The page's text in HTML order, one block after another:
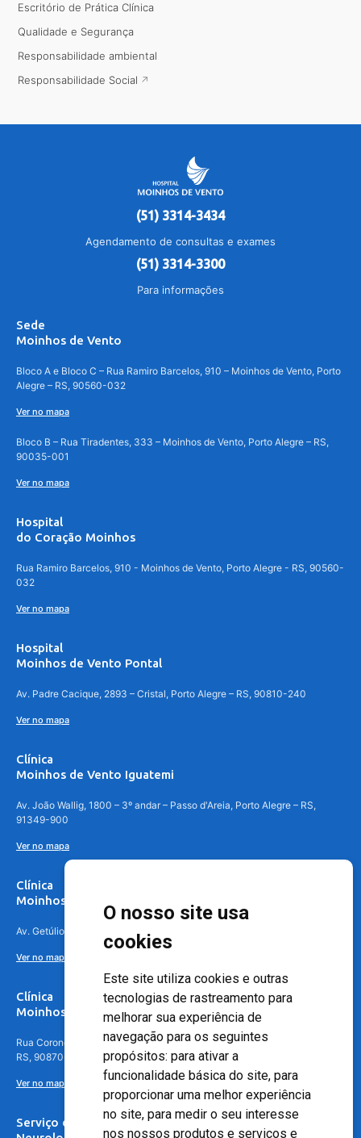
O nosso site usa
cookies
Este site utiliza cookies e outras
tecnologias de rastreamento para
melhorar sua experiência de
navegação para os seguintes
propósitos: para ativar a
funcionalidade básica do site, para
proporcionar uma melhor experiência
no site, para medir o seu interesse
nos nossos produtos e serviços e
Escritório de Prática Clínica
Qualidade e Segurança
Responsabilidade ambiental
Responsabilidade Social
(51) 3314-3434
Agendamento de consultas e exames
(51) 3314-3300
Para informações
Sede
Moinhos de Vento
Bloco A e Bloco C – Rua Ramiro Barcelos, 910 – Moinhos de Vento, Porto
Alegre – RS, 90560-032
Ver no mapa
Bloco B – Rua Tiradentes, 333 – Moinhos de Vento, Porto Alegre – RS,
90035-001
Ver no mapa
Hospital
do Coração Moinhos
Rua Ramiro Barcelos, 910 - Moinhos de Vento, Porto Alegre - RS, 90560-
032
Ver no mapa
Hospital
Moinhos de Vento Pontal
Av. Padre Cacique, 2893 – Cristal, Porto Alegre – RS, 90810-240
Ver no mapa
Clínica
Moinhos de Vento Iguatemi
Av. João Wallig, 1800 – 3º andar – Passo d'Areia, Porto Alegre – RS,
91349-900
Ver no mapa
Clínica
Moinhos de Vento Canoas
Av. Getúlio Vargas, 4841 – Centro, Canoas – RS, 92010-010
Ver no mapa
Clínica
Moinhos de Vento - Teresópolis
Rua Coronel Aparício Borges, 250 - 3º andar - Teresópolis, Porto Alegre -
RS, 90870-016
Ver no mapa
Serviço de